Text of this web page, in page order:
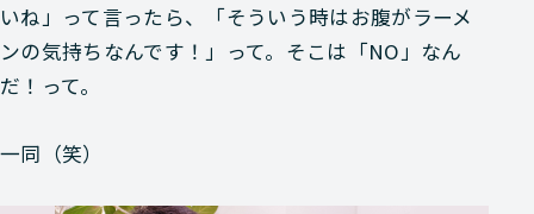
いね」って言ったら、「そういう時はお腹がラーメ
ンの気持ちなんです！」って。そこは「NO」なん
だ！って。
一同 （笑）